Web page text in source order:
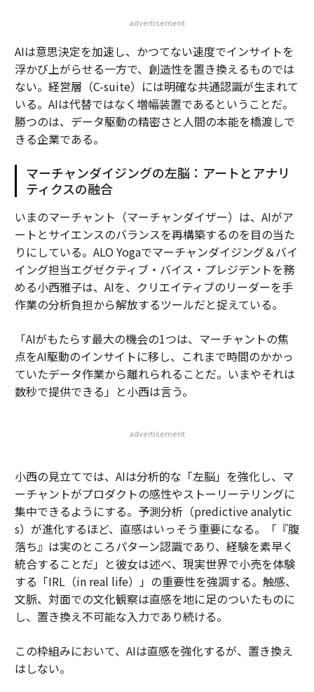
advertisement
AIは意思決定を加速し、かつてない速度でインサイトを
浮かび上がらせる一方で、創造性を置き換えるものでは
ない。経営層（C-suite）には明確な共通認識が生まれて
いる。AIは代替ではなく増幅装置であるということだ。
勝つのは、データ駆動の精密さと人間の本能を橋渡しで
きる企業である。
マーチャンダイジングの左脳：アートとアナリ
ティクスの融合
いまのマーチャント（マーチャンダイザー）は、AIがア
ートとサイエンスのバランスを再構築するのを目の当た
りにしている。ALO Yogaでマーチャンダイジング＆バイ
イング担当エグゼクティブ・バイス・プレジデントを務
める小西雅子は、AIを、クリエイティブのリーダーを手
作業の分析負担から解放するツールだと捉えている。
「AIがもたらす最大の機会の1つは、マーチャントの焦
点をAI駆動のインサイトに移し、これまで時間のかかっ
ていたデータ作業から離れられることだ。いまやそれは
数秒で提供できる」と小西は言う。
advertisement
小西の見立てでは、AIは分析的な「左脳」を強化し、マ
ーチャントがプロダクトの感性やストーリーテリングに
集中できるようにする。予測分析（predictive analytic
s）が進化するほど、直感はいっそう重要になる。「『腹
落ち』は実のところパターン認識であり、経験を素早く
統合することだ」と彼女は述べ、現実世界で小売を体験
する「IRL（in real life）」の重要性を強調する。触感、
文脈、対面での文化観察は直感を地に足のついたものに
し、置き換え不可能な入力であり続ける。
この枠組みにおいて、AIは直感を強化するが、置き換え
はしない。